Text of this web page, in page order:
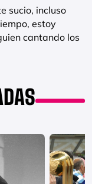
sucio, incluso
estoy
cantando los